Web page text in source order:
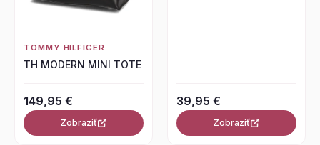
TOMMY HILFIGER
TH MODERN MINI TOTE
149,95 €
Zobraziť
39,95 €
Zobraziť